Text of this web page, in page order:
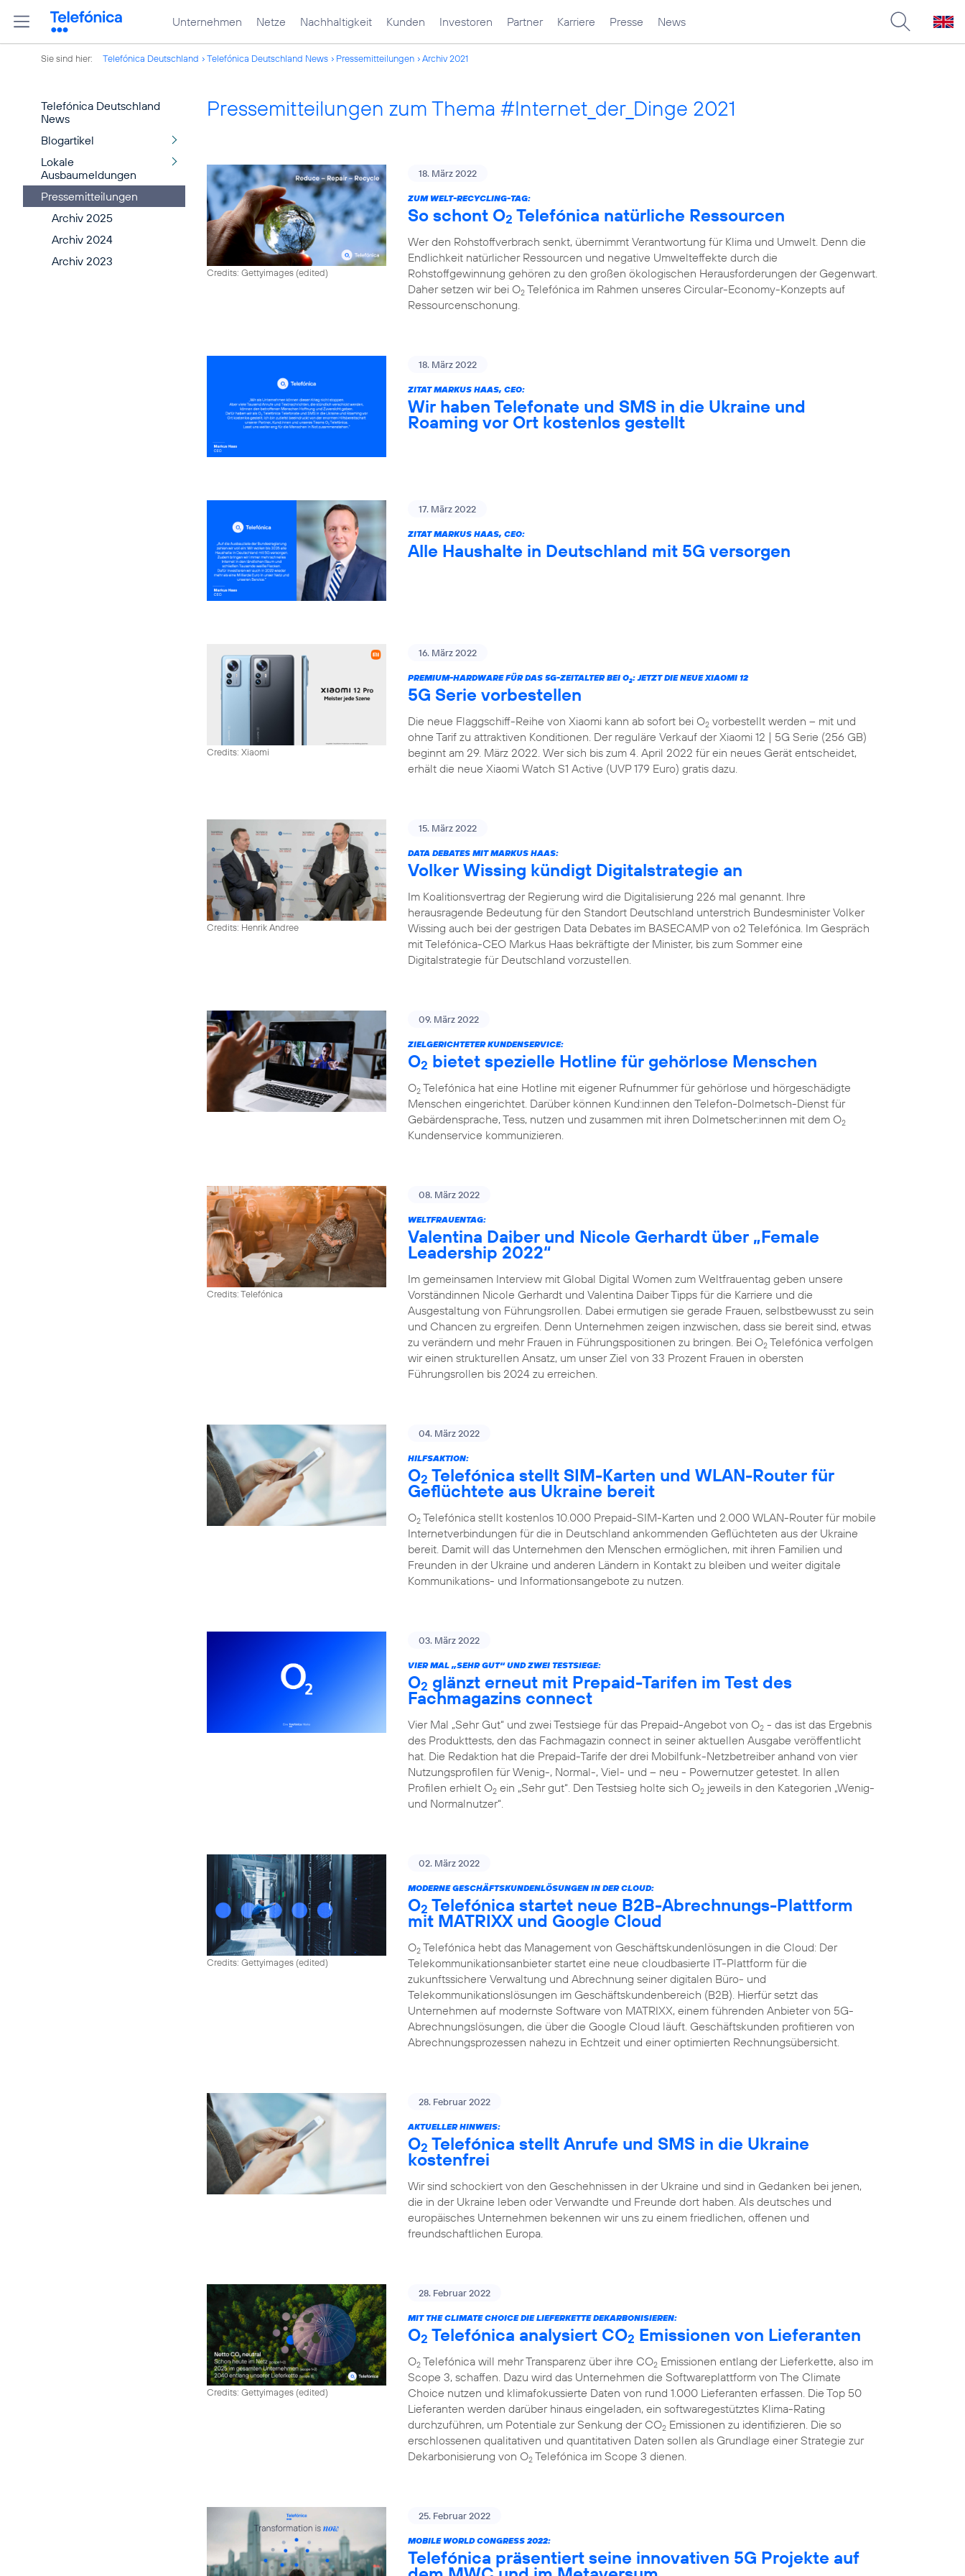
Unternehmen Netze Nachhaltigkeit Kunden Investoren Partner Karriere Presse News
Sie sind hier: Telefónica Deutschland Telefónica Deutschland News Pressemitteilungen Archiv 2021
Telefónica Deutschland
News
Blogartikel
Lokale
Ausbaumeldungen
Pressemitteilungen
Archiv 2025
Archiv 2024
Archiv 2023
Pressemitteilungen zum Thema #Internet_der_Dinge 2021
Credits: Gettyimages (edited)
18. März 2022
ZUM WELT-RECYCLING-TAG:
So schont O2 Telefónica natürliche Ressourcen
Wer den Rohstoffverbrach senkt, übernimmt Verantwortung für Klima und Umwelt. Denn die
Endlichkeit natürlicher Ressourcen und negative Umwelteffekte durch die
Rohstoffgewinnung gehören zu den großen ökologischen Herausforderungen der Gegenwart.
Daher setzen wir bei O2 Telefónica im Rahmen unseres Circular-Economy-Konzepts auf
Ressourcenschonung.
18. März 2022
ZITAT MARKUS HAAS, CEO:
Wir haben Telefonate und SMS in die Ukraine und
Roaming vor Ort kostenlos gestellt
17. März 2022
ZITAT MARKUS HAAS, CEO:
Alle Haushalte in Deutschland mit 5G versorgen
Credits: Xiaomi
16. März 2022
PREMIUM-HARDWARE FÜR DAS 5G-ZEITALTER BEI O2: JETZT DIE NEUE XIAOMI 12
5G Serie vorbestellen
Die neue Flaggschiff-Reihe von Xiaomi kann ab sofort bei O2 vorbestellt werden – mit und
ohne Tarif zu attraktiven Konditionen. Der reguläre Verkauf der Xiaomi 12 | 5G Serie (256 GB)
beginnt am 29. März 2022. Wer sich bis zum 4. April 2022 für ein neues Gerät entscheidet,
erhält die neue Xiaomi Watch S1 Active (UVP 179 Euro) gratis dazu.
Credits: Henrik Andree
15. März 2022
DATA DEBATES MIT MARKUS HAAS:
Volker Wissing kündigt Digitalstrategie an
Im Koalitionsvertrag der Regierung wird die Digitalisierung 226 mal genannt. Ihre
herausragende Bedeutung für den Standort Deutschland unterstrich Bundesminister Volker
Wissing auch bei der gestrigen Data Debates im BASECAMP von o2 Telefónica. Im Gespräch
mit Telefónica-CEO Markus Haas bekräftigte der Minister, bis zum Sommer eine
Digitalstrategie für Deutschland vorzustellen.
09. März 2022
ZIELGERICHTETER KUNDENSERVICE:
O2 bietet spezielle Hotline für gehörlose Menschen
O2 Telefónica hat eine Hotline mit eigener Rufnummer für gehörlose und hörgeschädigte
Menschen eingerichtet. Darüber können Kund:innen den Telefon-Dolmetsch-Dienst für
Gebärdensprache, Tess, nutzen und zusammen mit ihren Dolmetscher:innen mit dem O2
Kundenservice kommunizieren.
Credits: Telefónica
08. März 2022
WELTFRAUENTAG:
Valentina Daiber und Nicole Gerhardt über „Female
Leadership 2022“
Im gemeinsamen Interview mit Global Digital Women zum Weltfrauentag geben unsere
Vorständinnen Nicole Gerhardt und Valentina Daiber Tipps für die Karriere und die
Ausgestaltung von Führungsrollen. Dabei ermutigen sie gerade Frauen, selbstbewusst zu sein
und Chancen zu ergreifen. Denn Unternehmen zeigen inzwischen, dass sie bereit sind, etwas
zu verändern und mehr Frauen in Führungspositionen zu bringen. Bei O2 Telefónica verfolgen
wir einen strukturellen Ansatz, um unser Ziel von 33 Prozent Frauen in obersten
Führungsrollen bis 2024 zu erreichen.
04. März 2022
HILFSAKTION:
O2 Telefónica stellt SIM-Karten und WLAN-Router für
Geflüchtete aus Ukraine bereit
O2 Telefónica stellt kostenlos 10.000 Prepaid-SIM-Karten und 2.000 WLAN-Router für mobile
Internetverbindungen für die in Deutschland ankommenden Geflüchteten aus der Ukraine
bereit. Damit will das Unternehmen den Menschen ermöglichen, mit ihren Familien und
Freunden in der Ukraine und anderen Ländern in Kontakt zu bleiben und weiter digitale
Kommunikations- und Informationsangebote zu nutzen.
03. März 2022
VIER MAL „SEHR GUT“ UND ZWEI TESTSIEGE:
O2 glänzt erneut mit Prepaid-Tarifen im Test des
Fachmagazins connect
Vier Mal „Sehr Gut“ und zwei Testsiege für das Prepaid-Angebot von O2 - das ist das Ergebnis
des Produkttests, den das Fachmagazin connect in seiner aktuellen Ausgabe veröffentlicht
hat. Die Redaktion hat die Prepaid-Tarife der drei Mobilfunk-Netzbetreiber anhand von vier
Nutzungsprofilen für Wenig-, Normal-, Viel- und – neu - Powernutzer getestet. In allen
Profilen erhielt O2 ein „Sehr gut“. Den Testsieg holte sich O2 jeweils in den Kategorien „Wenig-
und Normalnutzer“.
Credits: Gettyimages (edited)
02. März 2022
MODERNE GESCHÄFTSKUNDENLÖSUNGEN IN DER CLOUD:
O2 Telefónica startet neue B2B-Abrechnungs-Plattform
mit MATRIXX und Google Cloud
O2 Telefónica hebt das Management von Geschäftskundenlösungen in die Cloud: Der
Telekommunikationsanbieter startet eine neue cloudbasierte IT-Plattform für die
zukunftssichere Verwaltung und Abrechnung seiner digitalen Büro- und
Telekommunikationslösungen im Geschäftskundenbereich (B2B). Hierfür setzt das
Unternehmen auf modernste Software von MATRIXX, einem führenden Anbieter von 5G-
Abrechnungslösungen, die über die Google Cloud läuft. Geschäftskunden profitieren von
Abrechnungsprozessen nahezu in Echtzeit und einer optimierten Rechnungsübersicht.
28. Februar 2022
AKTUELLER HINWEIS:
O2 Telefónica stellt Anrufe und SMS in die Ukraine
kostenfrei
Wir sind schockiert von den Geschehnissen in der Ukraine und sind in Gedanken bei jenen,
die in der Ukraine leben oder Verwandte und Freunde dort haben. Als deutsches und
europäisches Unternehmen bekennen wir uns zu einem friedlichen, offenen und
freundschaftlichen Europa.
Credits: Gettyimages (edited)
28. Februar 2022
MIT THE CLIMATE CHOICE DIE LIEFERKETTE DEKARBONISIEREN:
O2 Telefónica analysiert CO2 Emissionen von Lieferanten
O2 Telefónica will mehr Transparenz über ihre CO2 Emissionen entlang der Lieferkette, also im
Scope 3, schaffen. Dazu wird das Unternehmen die Softwareplattform von The Climate
Choice nutzen und klimafokussierte Daten von rund 1.000 Lieferanten erfassen. Die Top 50
Lieferanten werden darüber hinaus eingeladen, ein softwaregestütztes Klima-Rating
durchzuführen, um Potentiale zur Senkung der CO2 Emissionen zu identifizieren. Die so
erschlossenen qualitativen und quantitativen Daten sollen als Grundlage einer Strategie zur
Dekarbonisierung von O2 Telefónica im Scope 3 dienen.
25. Februar 2022
MOBILE WORLD CONGRESS 2022:
Telefónica präsentiert seine innovativen 5G Projekte auf